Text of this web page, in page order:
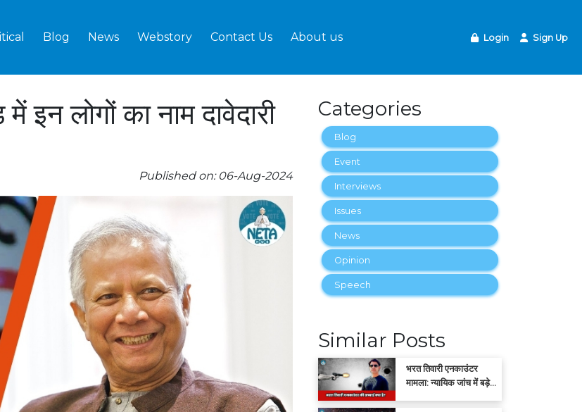
Blog News Webstory Contact Us About us Login Sign Up
इन लोगों का नाम दावेदारी
Published on: 06-Aug-2024
Categories
Blog
Event
Interviews
Issues
News
Opinion
Speech
Similar Posts
भरत तिवारी एनकाउंटर
मामला: न्यायिक जांच में बड़े